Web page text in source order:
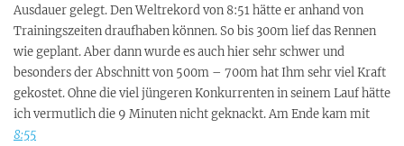
Ausdauer gelegt. Den Weltrekord von 8:51 hätte er anhand von
Trainingszeiten draufhaben können. So bis 300m lief das Rennen
wie geplant. Aber dann wurde es auch hier sehr schwer und
besonders der Abschnitt von 500m – 700m hat Ihm sehr viel Kraft
gekostet. Ohne die viel jüngeren Konkurrenten in seinem Lauf hätte
ich vermutlich die 9 Minuten nicht geknackt. Am Ende kam mit
8:55